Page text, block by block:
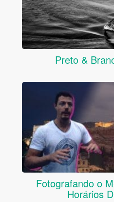
Preto &
Fotografando o
Horários